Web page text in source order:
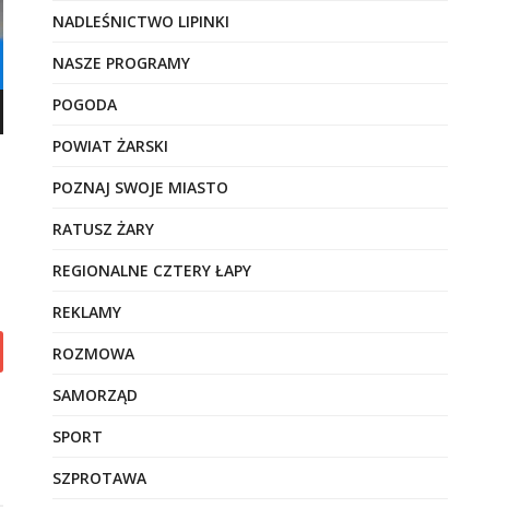
NADLEŚNICTWO LIPINKI
NASZE PROGRAMY
POGODA
POWIAT ŻARSKI
POZNAJ SWOJE MIASTO
RATUSZ ŻARY
REGIONALNE CZTERY ŁAPY
REKLAMY
ROZMOWA
SAMORZĄD
SPORT
SZPROTAWA